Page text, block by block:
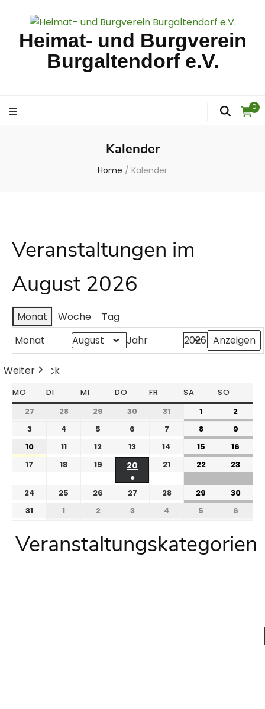
Heimat- und Burgverein
Burgaltendorf e.V.
0
Kalender
Home / Kalender
Veranstaltungen im
August 2026
Monat Woche
Tag
Monat
Jahr
Zurück
Heute
Weiter
MO DI MI DO FR SA SO
27 28 29 30 31 1
2
3
4 5 6 7 8
9
10
11 12 13 14 15
16
17
18 19
20
●
21 22 23
24 25 26 27 28 29
30
31
1 2 3 4 5 6
Veranstaltungskategorien